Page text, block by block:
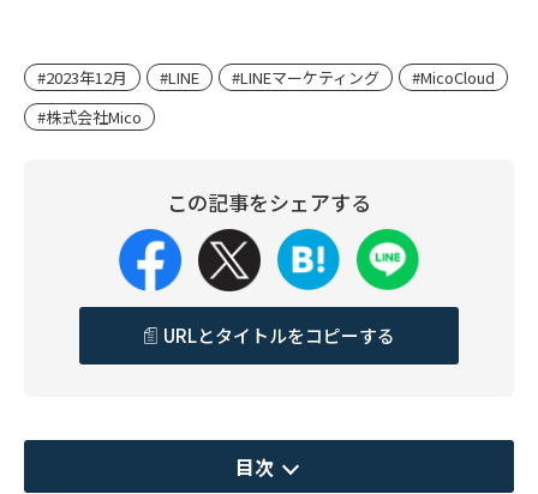
#2023年12月 #LINE #LINEマーケティング
#MicoCloud
#株式会社Mico
この記事をシェアする
URLとタイトルをコピーする
目次